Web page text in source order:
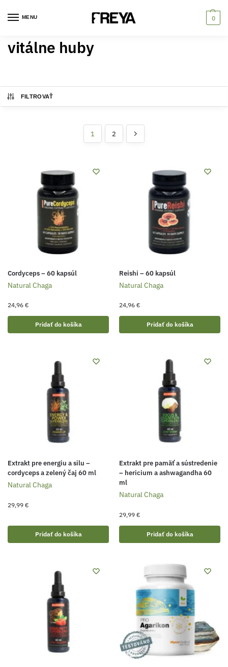
MENU 0
vitálne huby
FILTROVAŤ
1 2
Cordyceps – 60 kapsúl
Natural Chaga
24,96 €
Pridať do košíka
Reishi – 60 kapsúl
Natural Chaga
24,96 €
Pridať do košíka
Extrakt pre energiu a silu –⁠⁠⁠⁠⁠⁠
cordyceps a zelený čaj 60 ml
Natural Chaga
29,99 €
Pridať do košíka
Extrakt pre pamäť a sústredenie
–⁠⁠⁠⁠⁠⁠ hericium a ashwagandha 60
ml
Natural Chaga
29,99 €
Pridať do košíka